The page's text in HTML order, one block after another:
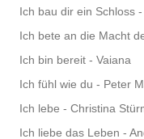
Ich bau dir ein Schloss
Ich bete an die Macht
Ich bin bereit - Vaiana
Ich fühl wie du - Peter
Ich lebe - Christina
Ich liebe das Leben -